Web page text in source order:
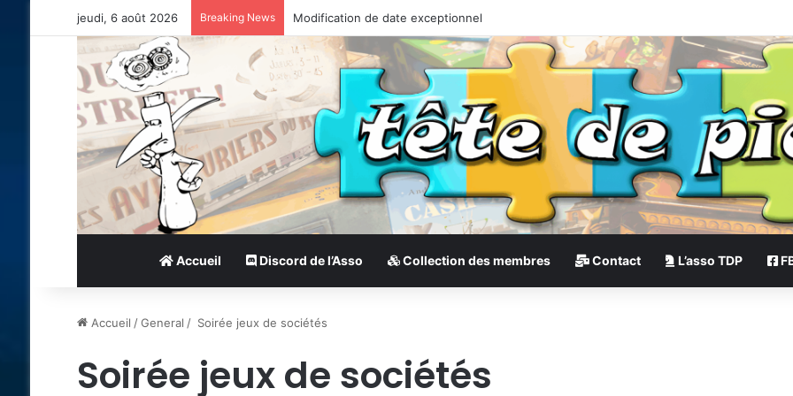
jeudi, 6 août 2026 Breaking News Modification de date exceptionnel
Accueil Discord de l’Asso Collection des membres Contact L’asso TDP
Accueil /General / Soirée jeux de sociétés
Soirée jeux de sociétés